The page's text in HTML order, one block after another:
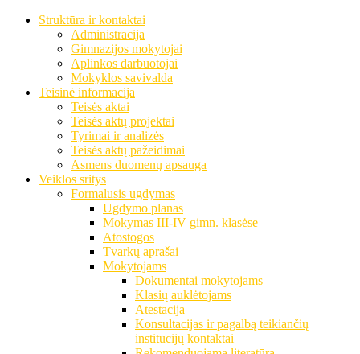
Struktūra ir kontaktai
Administracija
Gimnazijos mokytojai
Aplinkos darbuotojai
Mokyklos savivalda
Teisinė informacija
Teisės aktai
Teisės aktų projektai
Tyrimai ir analizės
Teisės aktų pažeidimai
Asmens duomenų apsauga
Veiklos sritys
Formalusis ugdymas
Ugdymo planas
Mokymas III-IV gimn. klasėse
Atostogos
Tvarkų aprašai
Mokytojams
Dokumentai mokytojams
Klasių auklėtojams
Atestacija
Konsultacijas ir pagalbą teikiančių
institucijų kontaktai